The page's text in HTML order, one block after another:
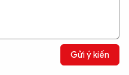
Gửi ý kiến